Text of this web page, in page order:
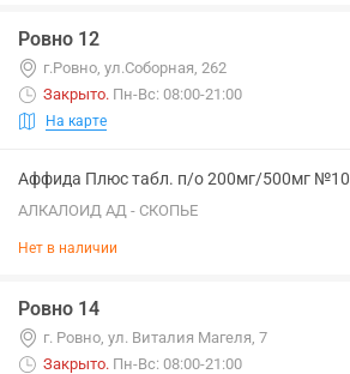
Ровно 12
г.Ровно, ул.Соборная, 262
Закрыто. Пн-Вс: 08:00-21:00
На карте
Аффида Плюс табл. п/о 200мг/500мг №10
АЛКАЛОИД АД - СКОПЬЕ
Нет в наличии
Ровно 14
г. Ровно, ул. Виталия Магеля, 7
Закрыто. Пн-Вс: 08:00-21:00